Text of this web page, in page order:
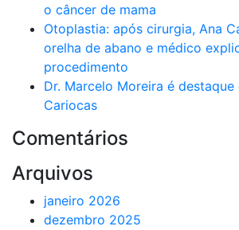
o câncer de mama
Otoplastia: após cirurgia, Ana
orelha de abano e médico
procedimento
Dr. Marcelo Moreira é destaque
Cariocas
Comentários
Arquivos
janeiro 2026
dezembro 2025